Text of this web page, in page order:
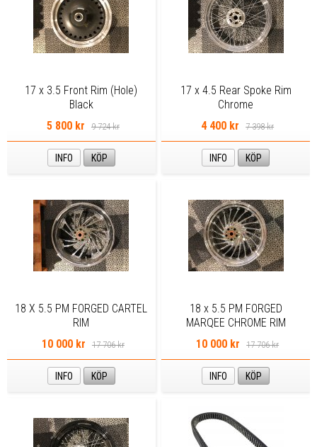
17 x 3.5 Front Rim (Hole)
Black
5 800 kr
9 724 kr
INFO KÖP
17 x 4.5 Rear Spoke Rim
Chrome
4 400 kr
7 398 kr
INFO KÖP
18 X 5.5 PM FORGED CARTEL
RIM
10 000 kr
17 706 kr
INFO KÖP
18 x 5.5 PM FORGED
MARQEE CHROME RIM
10 000 kr
17 706 kr
INFO KÖP